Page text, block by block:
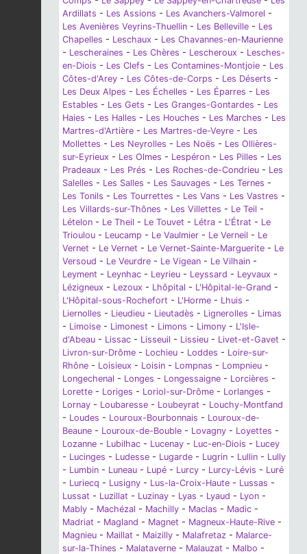
Ardillats - Les Assions - Les Avanchers-Valmorel -
Les Avenières Veyrins-Thuellin - Les Belleville - Les
Chapelles - Leschaux - Les Chavannes-en-Maurienne
- Lescheraines - Les Chères - Lescheroux - Lesches-
en-Diois - Les Clefs - Les Contamines-Montjoie - Les
Côtes-d'Arey - Les Côtes-de-Corps - Les Déserts -
Les Deux Alpes - Les Échelles - Les Éparres - Les
Estables - Les Gets - Les Granges-Gontardes - Les
Haies - Les Halles - Les Houches - Les Marches - Les
Martres-d'Artière - Les Martres-de-Veyre - Les
Mollettes - Les Neyrolles - Les Noës - Les Ollières-
sur-Eyrieux - Les Olmes - Lespéron - Les Pilles - Les
Pradeaux - Les Prés - Les Roches-de-Condrieu - Les
Salelles - Les Salles - Les Sauvages - Les Ternes -
Les Tonils - Les Tourrettes - Les Vans - Les Vastres -
Les Villards-sur-Thônes - Les Villettes - Le Teil -
Lételon - Le Theil - Le Touvet - Létra - L'Étrat - Le
Trioulou - Leucamp - Le Vaulmier - Le Verneil - Le
Vernet - Le Vernet - Le Vernet-Sainte-Marguerite - Le
Versoud - Le Veurdre - Le Vigean - Le Vilhain -
Leyment - Leynhac - Leyrieu - Leyssard - Leyvaux -
Lézigneux - Lezoux - Lhôpital - L'Hôpital-le-Grand -
L'Hôpital-sous-Rochefort - L'Horme - Lhuis -
Liernolles - Lieudieu - Lieutadès - Lignerolles - Limas
- Limoise - Limonest - Limons - Limony - L'Isle-
d'Abeau - Lissac - Lisseuil - Lissieu - Livet-et-Gavet -
Livron-sur-Drôme - Lochieu - Loddes - Loire-sur-
Rhône - Loisieux - Loisin - Lompnas - Lompnieu -
Longechenal - Longes - Longessaigne - Lorcières -
Lorette - Loriges - Loriol-sur-Drôme - Lorlanges -
Lornay - Loubaresse - Loubeyrat - Louchy-Montfand
- Loudes - Louroux-Bourbonnais - Louroux-de-
Beaune - Louroux-de-Bouble - Lovagny - Loyettes -
Lozanne - Lubilhac - Lucenay - Luc-en-Diois - Lucey
- Lucinges - Ludesse - Lugarde - Lugrin - Lullin - Lully
- Lumbin - Luneau - Lupé - Lurcy - Lurcy-Lévis - Luré
- Luriecq - Lusigny - Lus-la-Croix-Haute - Lussas -
Lussat - Luzillat - Luzinay - Lyas - Lyaud - Lyon -
Mably - Machézal - Machilly - Maclas - Madic -
Madriat - Magland - Magnet - Magneux-Haute-Rive -
Magnieu - Maillat - Maizilly - Malafretaz - Malarce-
sur-la-Thines - Malataverne - Malauzat - Malbo -